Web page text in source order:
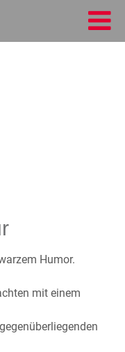
Humor.
mit einem